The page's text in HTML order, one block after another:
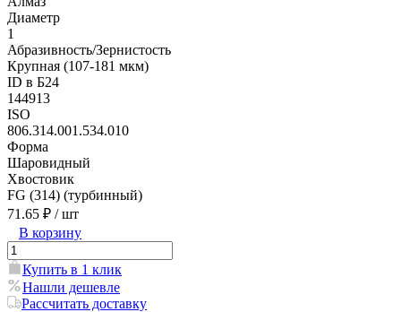
Диаметр
1
Абразивность/Зернистость
Крупная (107-181 мкм)
ID в Б24
144913
ISO
806.314.001.534.010
Форма
Шаровидный
Хвостовик
FG (314) (турбинный)
71.65 ₽ / шт
В корзину
Купить в 1 клик
Нашли дешевле
Рассчитать доставку